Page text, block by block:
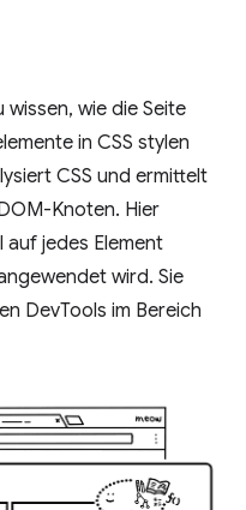
wissen, wie die Seite
in CSS stylen
CSS und ermittelt
Knoten. Hier
auf jedes Element
wird. Sie
DevTools im Bereich